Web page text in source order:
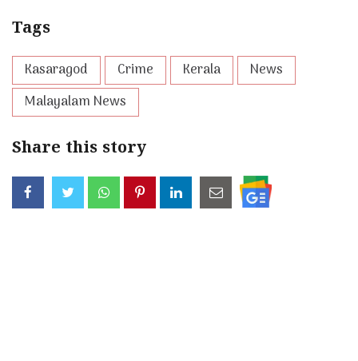
Tags
Kasaragod Crime Kerala
News
Malayalam News
Share this story